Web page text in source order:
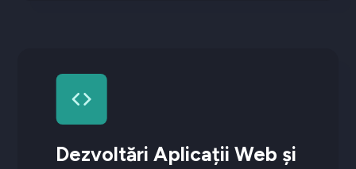
Dezvoltări Aplicații Web și